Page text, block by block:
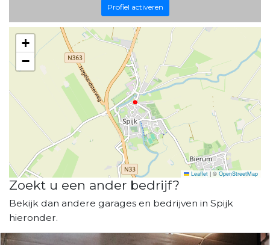
Profiel activeren
+
−
Leaflet | © OpenStreetMap
Zoekt u een ander bedrijf?
Bekijk dan andere garages en bedrijven in Spijk
hieronder.